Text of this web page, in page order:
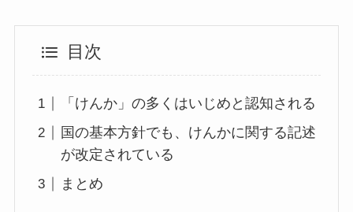
目次
「けんか」の多くはいじめと認知される
国の基本方針でも、けんかに関する記述
が改定されている
まとめ